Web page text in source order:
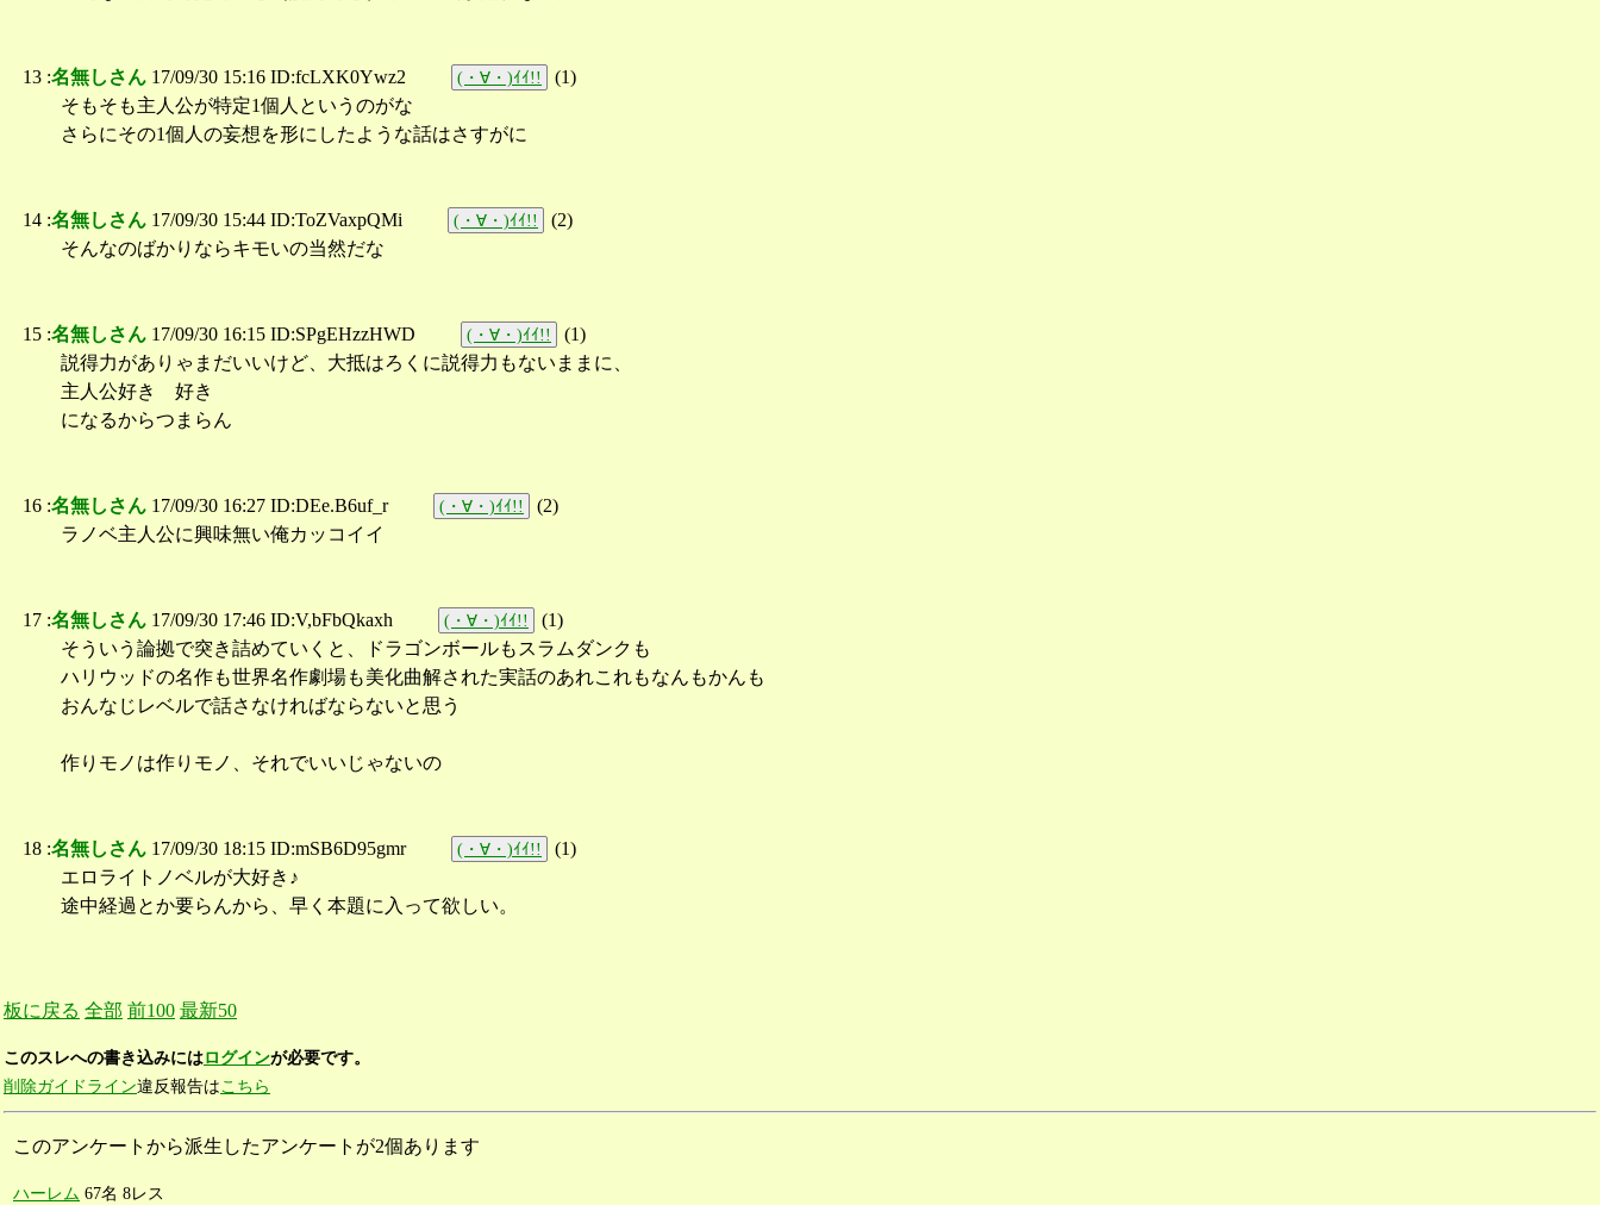
13 :名無しさん 17/09/30 15:16 ID:fcLXK0Ywz2 (・∀・)ｲｲ!! (1)
そもそも主人公が特定1個人というのがな
さらにその1個人の妄想を形にしたような話はさすがに
14 :名無しさん 17/09/30 15:44 ID:ToZVaxpQMi (・∀・)ｲｲ!! (2)
そんなのばかりならキモいの当然だな
15 :名無しさん 17/09/30 16:15 ID:SPgEHzzHWD (・∀・)ｲｲ!! (1)
説得力がありゃまだいいけど、大抵はろくに説得力もないままに、
主人公好き 好き
になるからつまらん
16 :名無しさん 17/09/30 16:27 ID:DEe.B6uf_r (・∀・)ｲｲ!! (2)
ラノベ主人公に興味無い俺カッコイイ
17 :名無しさん 17/09/30 17:46 ID:V,bFbQkaxh (・∀・)ｲｲ!! (1)
そういう論拠で突き詰めていくと、ドラゴンボールもスラムダンクも
ハリウッドの名作も世界名作劇場も美化曲解された実話のあれこれもなんもかんも
おんなじレベルで話さなければならないと思う
作りモノは作りモノ、それでいいじゃないの
18 :名無しさん 17/09/30 18:15 ID:mSB6D95gmr (・∀・)ｲｲ!! (1)
エロライトノベルが大好き♪
途中経過とか要らんから、早く本題に入って欲しい。
板に戻る 全部 前100 最新50
このスレへの書き込みにはログインが必要です。
削除ガイドライン違反報告はこちら
このアンケートから派生したアンケートが2個あります
ハーレム 67名 8レス